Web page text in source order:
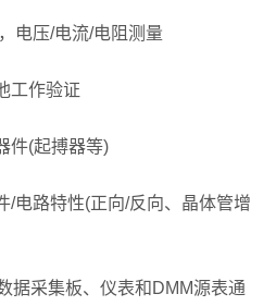
压/电流/电阻测量
作验证
(起搏器等)
路特性(正向/反向、晶体管增
采集板、仪表和DMM源表通